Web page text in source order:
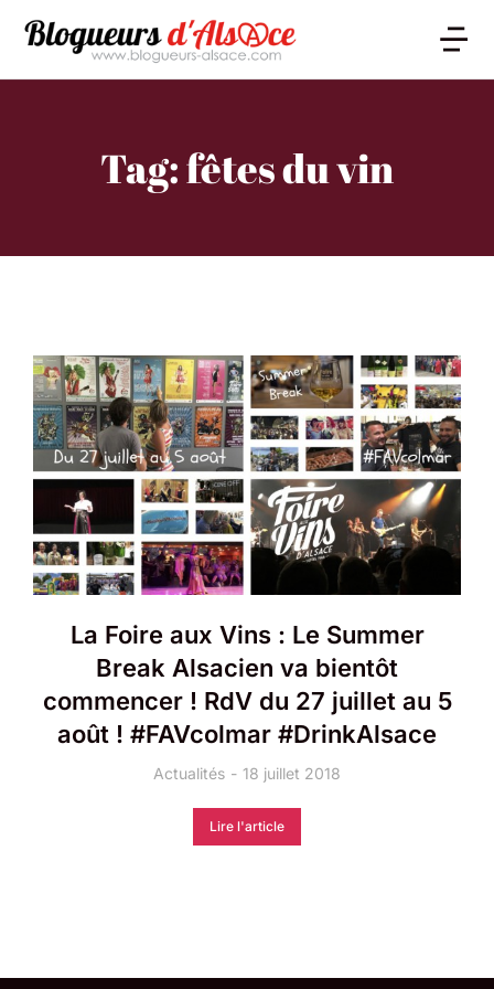
Tag: fêtes du vin
La Foire aux Vins : Le Summer
Break Alsacien va bientôt
commencer ! RdV du 27 juillet au 5
août ! #FAVcolmar ​#DrinkAlsace
Actualités 18 juillet 2018
Lire l'article